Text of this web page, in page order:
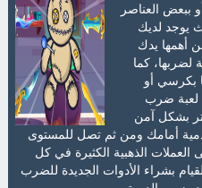
ببعض العناصر
يوجد لديك
أهمها يدك
كما
بكرسي أو
لعبة ضرب
بشكل آمن
أمامك ومن ثم تصل للمستوى
الذهبية الكثيرة في كل
بشراء الأدوات الجديدة للضرب